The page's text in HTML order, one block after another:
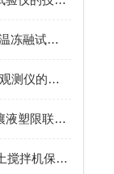
DWR-2型全自动低温冻融试验机的产品特点及技术参数
ZBL-F120裂缝宽度观测仪的技术参数
LP-100D数显式土壤液塑限联合测定仪技术参数及使用方法
强制式单卧轴混凝土搅拌机保养与维修